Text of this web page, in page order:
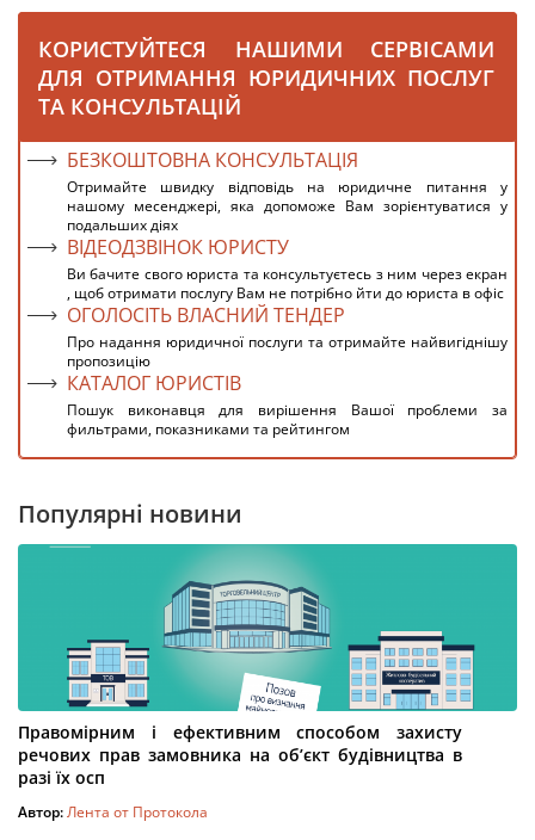
КОРИСТУЙТЕСЯ НАШИМИ СЕРВІСАМИ
ДЛЯ ОТРИМАННЯ ЮРИДИЧНИХ ПОСЛУГ
ТА КОНСУЛЬТАЦІЙ
БЕЗКОШТОВНА КОНСУЛЬТАЦІЯ
Отримайте швидку відповідь на юридичне питання у
нашому месенджері, яка допоможе Вам зорієнтуватися у
подальших діях
ВІДЕОДЗВІНОК ЮРИСТУ
Ви бачите свого юриста та консультуєтесь з ним через екран
, щоб отримати послугу Вам не потрібно йти до юриста в офіс
ОГОЛОСІТЬ ВЛАСНИЙ ТЕНДЕР
Про надання юридичної послуги та отримайте найвигіднішу
пропозицію
КАТАЛОГ ЮРИСТІВ
Пошук виконавця для вирішення Вашої проблеми за
фильтрами, показниками та рейтингом
Популярні новини
Правомірним і ефективним способом захисту
речових прав замовника на об’єкт будівництва в
разі їх осп
Автор:Лента от Протокола